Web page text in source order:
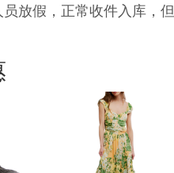
放假，正常收件入库，但